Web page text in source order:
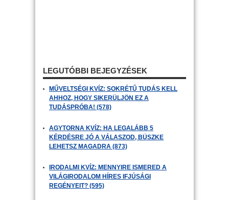
LEGUTÓBBI BEJEGYZÉSEK
MŰVELTSÉGI KVÍZ: SOKRÉTŰ TUDÁS KELL
AHHOZ, HOGY SIKERÜLJÖN EZ A
TUDÁSPRÓBA! (578)
AGYTORNA KVÍZ: HA LEGALÁBB 5
KÉRDÉSRE JÓ A VÁLASZOD, BÜSZKE
LEHETSZ MAGADRA (873)
IRODALMI KVÍZ: MENNYIRE ISMERED A
VILÁGIRODALOM HÍRES IFJÚSÁGI
REGÉNYEIT? (595)